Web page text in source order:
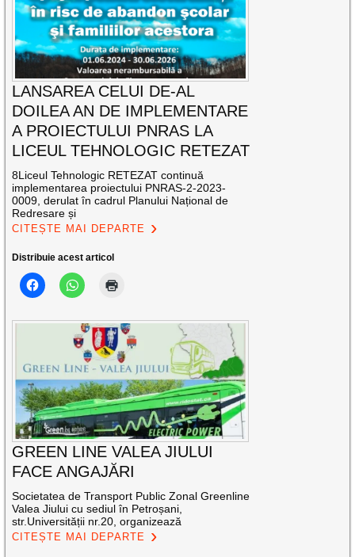
LANSAREA CELUI DE-AL
DOILEA AN DE IMPLEMENTARE
A PROIECTULUI PNRAS LA
LICEUL TEHNOLOGIC RETEZAT
8Liceul Tehnologic RETEZAT continuă
implementarea proiectului PNRAS-2-2023-
0009, derulat în cadrul Planului Național de
Redresare și
CITEȘTE MAI DEPARTE
Distribuie acest articol
GREEN LINE VALEA JIULUI
FACE ANGAJĂRI
Societatea de Transport Public Zonal Greenline
Valea Jiului cu sediul în Petroșani,
str.Universității nr.20, organizează
CITEȘTE MAI DEPARTE